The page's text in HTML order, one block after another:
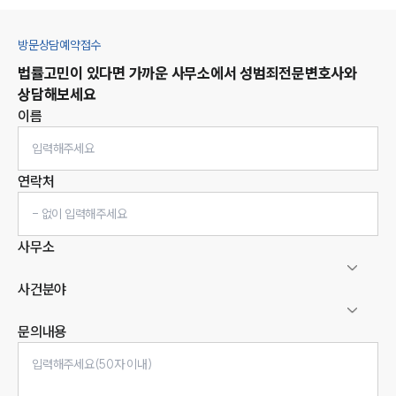
방문상담예약접수
법률고민이 있다면 가까운 사무소에서 성범죄전문변호사와
상담해보세요
이름
연락처
사무소
사건분야
문의내용